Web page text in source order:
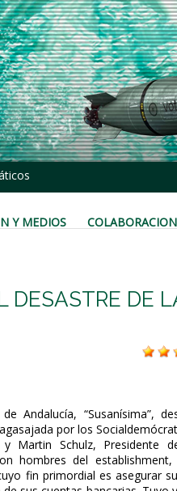
Y MEDIOS
DESASTRE DE
Andalucía, “Susanísima”,
por los
Martin Schulz, Presidente
hombres del establishment,
fin primordial es asegurar